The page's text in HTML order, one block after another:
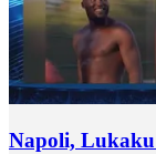
Napoli, Lukaku